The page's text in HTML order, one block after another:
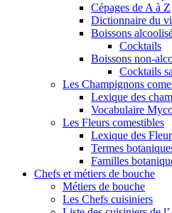
Cépages de A à Z
Dictionnaire du
Boissons
Cocktails
Boissons non-
Cocktails
Les Champignons
Lexique des
Vocabulaire
Les Fleurs comestibles
Lexique des
Termes
Familles
Chefs et métiers de bouche
Métiers de bouche
Les Chefs cuisiniers